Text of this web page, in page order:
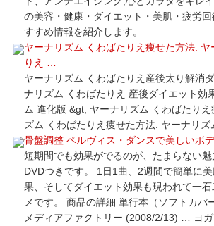
の美容・健康・ダイエット・美肌・疲労
すすめ情報を紹介します。
ヤーナリズム くわばたりえ痩せた方法:
りえ …
ヤーナリズム くわばたりえ産後太り解消
ナリズム くわばたりえ 産後ダイエット効
ム 進化版 &gt; ヤーナリズム くわばたり
ズム くわばたりえ痩せた方法. ヤーナリズ
骨盤調整 ペルヴィス・ダンスで美しいボ
短期間でも効果がでるのが、たまらない
DVDつきです。 1日1曲、2週間で簡単に
果、そしてダイエット効果も現われて一
メです。 商品の詳細 単行本（ソフトカバ
メディアファクトリー (2008/2/13) … ヨ